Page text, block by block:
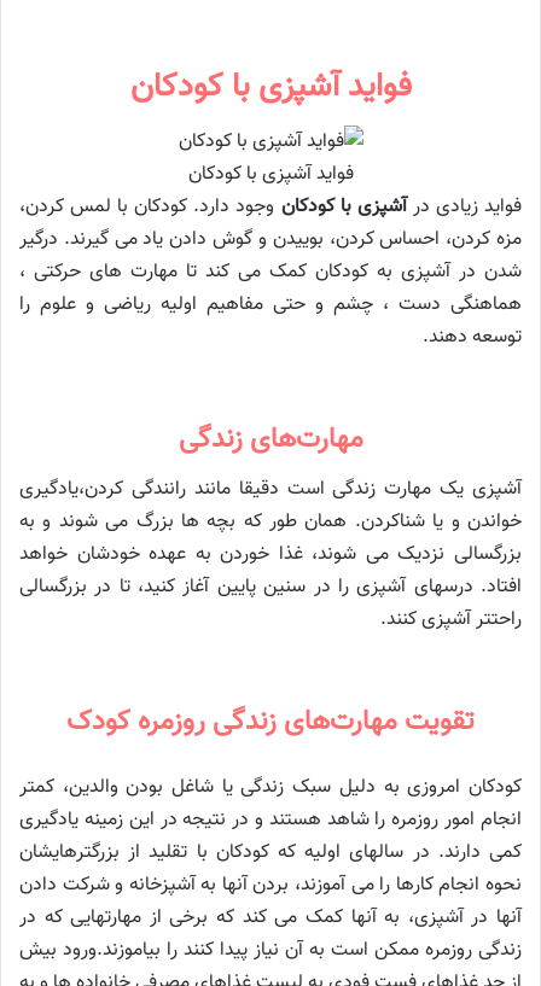
فواید آشپزی با کودکان
فواید آشپزی با کودکان
فواید زیادی درآشپزی با کودکان وجود دارد. کودکان با لمس کردن،
مزه کردن، احساس کردن، بوییدن و گوش دادن یاد می گیرند. درگیر
شدن در آشپزی به کودکان کمک می کند تا مهارت های حرکتی ،
هماهنگی دست ، چشم و حتی مفاهیم اولیه ریاضی و علوم را
توسعه دهند.
مهارت‌های زندگی
آشپزی یک مهارت زندگی است دقیقا مانند رانندگی کردن،یادگیری
خواندن و یا شناکردن. همان طور که بچه ها بزرگ می شوند و به
بزرگسالی نزدیک می شوند، غذا خوردن به عهده خودشان خواهد
افتاد. درسهای آشپزی را در سنین پایین آغاز کنید، تا در بزرگسالی
راحتتر آشپزی کنند.
تقویت مهارت‌های زندگی روزمره کودک
کودکان امروزی به دلیل سبک زندگی یا شاغل بودن والدین، کمتر
انجام امور روزمره را شاهد هستند و در نتیجه در این زمینه یادگیری
کمی دارند. در سالهای اولیه که کودکان با تقلید از بزرگترهایشان
نحوه انجام کارها را می آموزند، بردن آنها به آشپزخانه و شرکت دادن
آنها در آشپزی، به آنها کمک می کند که برخی از مهارتهایی که در
زندگی روزمره ممکن است به آن نیاز پیدا کنند را بیاموزند.ورود بیش